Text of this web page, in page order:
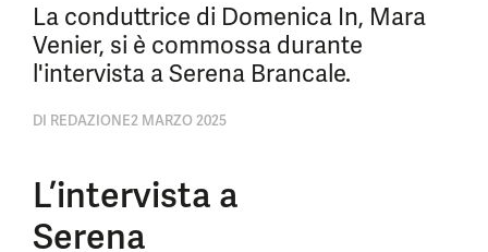
La conduttrice di Domenica In, Mara
Venier, si è commossa durante
l'intervista a Serena Brancale.
DI REDAZIONE2 MARZO 2025
L’intervista a
Serena